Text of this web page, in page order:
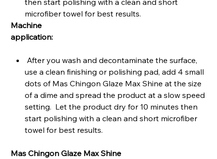
microfiber towel for best results.
Machine
application:
After you wash and decontaminate the surface,
use a clean finishing or polishing pad, add 4 small
dots of Mas Chingon Glaze Max Shine at the size
of a dime and spread the product at a slow speed
setting. Let the product dry for 10 minutes then
start polishing with a clean and short microfiber
towel for best results.
Mas Chingon Glaze Max Shine